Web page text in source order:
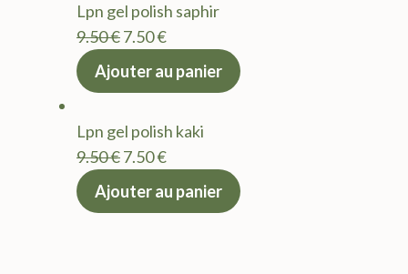
9.50 €.7.50 €.
Lpn gel polish saphir
9.50€Le
prix
9.50 €.
7.50€Le
actuel
7.50 €.
Ajouter au panier
Lpn gel polish kaki
9.50€Le
prix
7.50€Le
actuel
Ajouter au panier